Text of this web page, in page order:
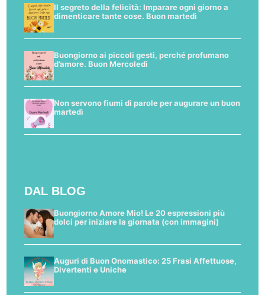
Il segreto della felicità: Imparare ogni giorno a
dimenticare tante cose. Buon martedì
Buongiorno ai piccoli gesti, perché profumano
d’amore. Buon Mercoledì
Non servono fiumi di parole per augurare un buon
martedì
DAL BLOG
Buongiorno Amore Mio! Le 20 espressioni più
dolci per iniziare la giornata (con immagini)
Auguri di Buon Onomastico: 25 Frasi Affettuose,
Divertenti e Uniche